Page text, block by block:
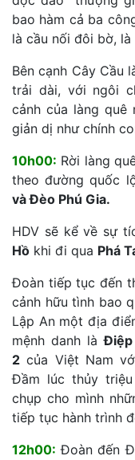
bao hàm cả ba
là cầu nối đôi bờ,
Bên cạnh Cây Cầu
trải dài, với ngôi
cảnh của làng quê
giản dị như chính
10h00: Rời làng
theo đường quốc
và Đèo Phú Gia.
HDV sẽ kể về sự
Hồ khi đi qua Phá
Đoàn tiếp tục đến
cảnh hữu tình bao
Lập An một địa
mệnh danh là
2 của Việt Nam
Đầm lúc thủy
chụp cho mình
tiếp tục hành trình
12h00: Đoàn đến